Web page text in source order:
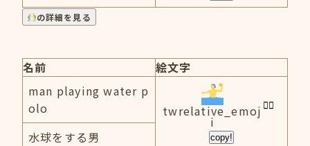
の詳細を見る
名前
絵文字
man playing water p
olo
twrelative_emoj
i
copy!
水球をする男